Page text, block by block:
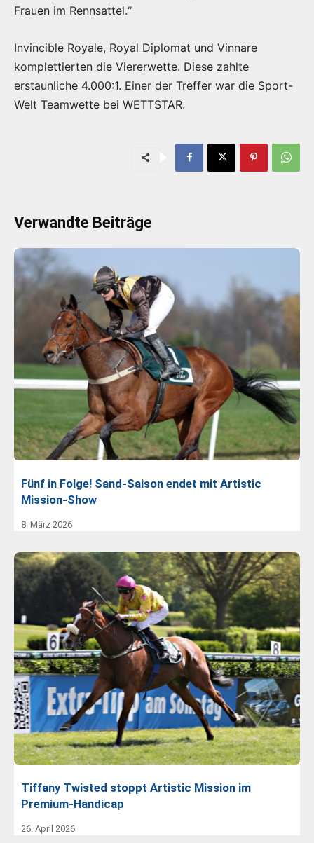
Frauen im Rennsattel.“
Invincible Royale, Royal Diplomat und Vinnare
komplettierten die Viererwette. Diese zahlte
erstaunliche 4.000:1. Einer der Treffer war die Sport-
Welt Teamwette bei WETTSTAR.
Verwandte Beiträge
Fünf in Folge! Sand-Saison endet mit Artistic
Mission-Show
8. März 2026
Tiffany Twisted stoppt Artistic Mission im
Premium-Handicap
26. April 2026